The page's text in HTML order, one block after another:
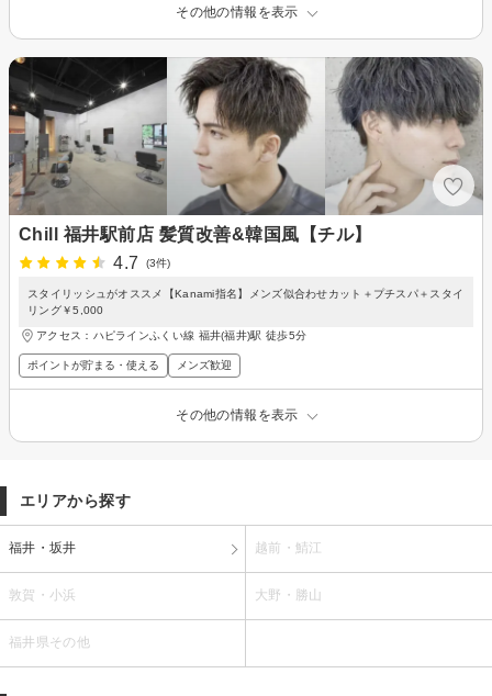
その他の情報を表示
Chill 福井駅前店 髪質改善&韓国風【チル】
4.7
(3件)
スタイリッシュがオススメ【Kanami指名】メンズ似合わせカット＋プチスパ＋スタイ
リング￥5,000
アクセス：ハピラインふくい線 福井(福井)駅 徒歩5分
ポイントが貯まる・使える メンズ歓迎
その他の情報を表示
エリアから探す
福井・坂井 越前・鯖江
敦賀・小浜 大野・勝山
福井県その他